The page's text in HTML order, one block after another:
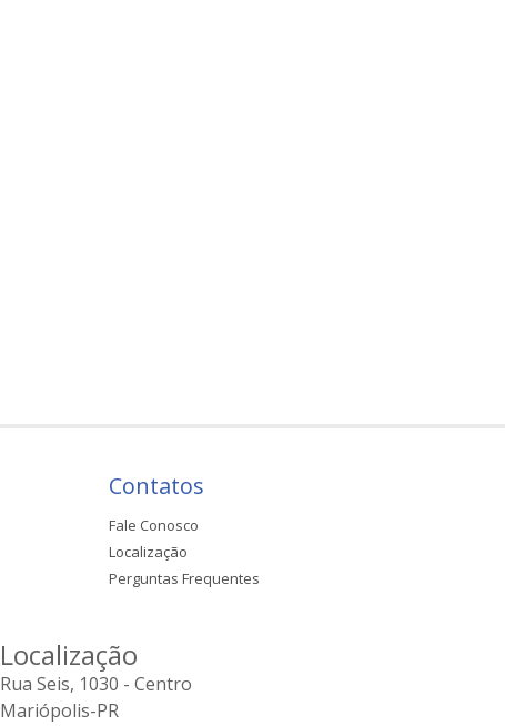
Contatos
Fale Conosco
Localização
Perguntas Frequentes
Localização
Rua Seis, 1030 - Centro
Mariópolis-PR